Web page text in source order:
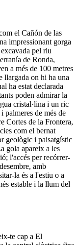
el Cañón de las
impressionant gorga
pel riu
de Ronda,
a més de 100 metres
llargada on hi ha una
ha estat declarada
poden admirar la
cristal·lina i un ric
palmeres de més de
Cortes de la Frontera,
com el bernat
geològic i paisatgístic
gola apareix a les
l'accés per recórrer-
amb
la és a l'estiu o a
estable i la llum del
te cap a El